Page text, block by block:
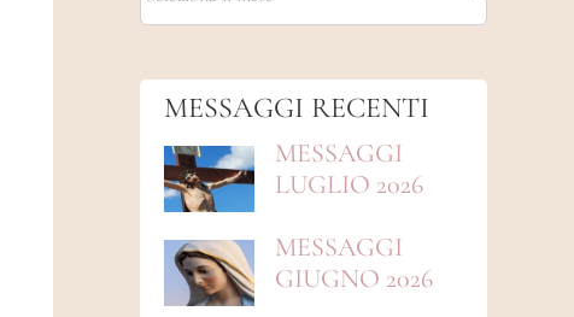
MESSAGGI
MESSAGGI RECENTI
MESSAGGI
LUGLIO 2026
MESSAGGI
GIUGNO 2026